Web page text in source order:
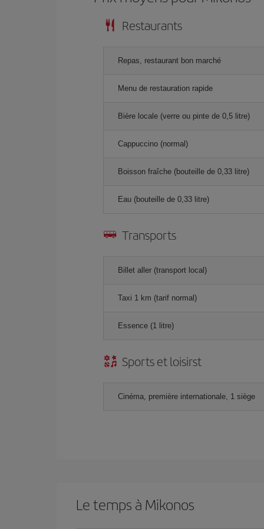
Restaurants
Repas, restaurant bon marché
Menu de restauration rapide
Bière locale (verre ou pinte de 0,5 litre)
Cappuccino (normal)
Boisson fraîche (bouteille de 0,33 litre)
Eau (bouteille de 0,33 litre)
Transports
Billet aller (transport local)
Taxi 1 km (tarif normal)
Essence (1 litre)
Sports et loisirst
Cinéma, première internationale, 1 siège
Le temps à Mikonos